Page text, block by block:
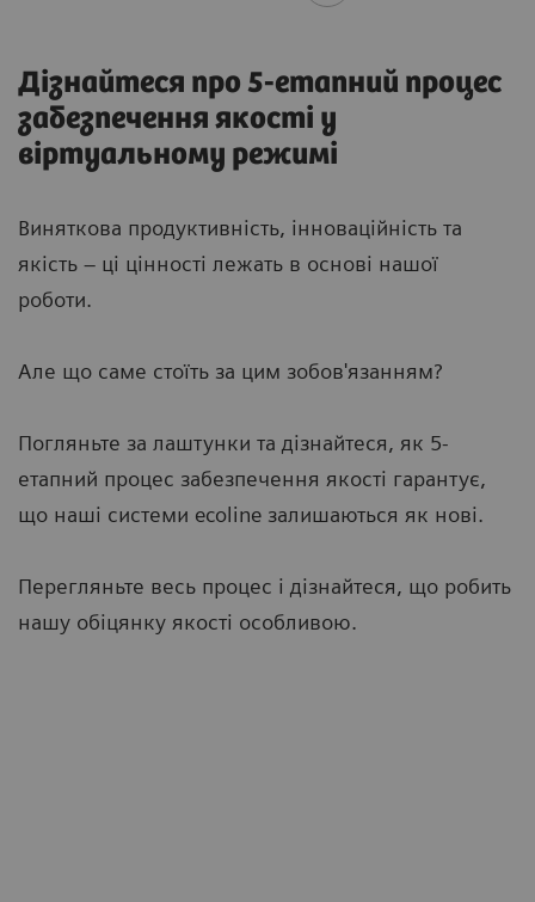
Дізнайтеся про 5-етапний процес
забезпечення якості у
віртуальному режимі
Виняткова продуктивність, інноваційність та
якість – ці цінності лежать в основі нашої
роботи.
Але що саме стоїть за цим зобов'язанням?
Погляньте за лаштунки та дізнайтеся, як 5-
етапний процес забезпечення якості гарантує,
що наші системи ecoline залишаються як нові.
Перегляньте весь процес і дізнайтеся, що робить
нашу обіцянку якості особливою.